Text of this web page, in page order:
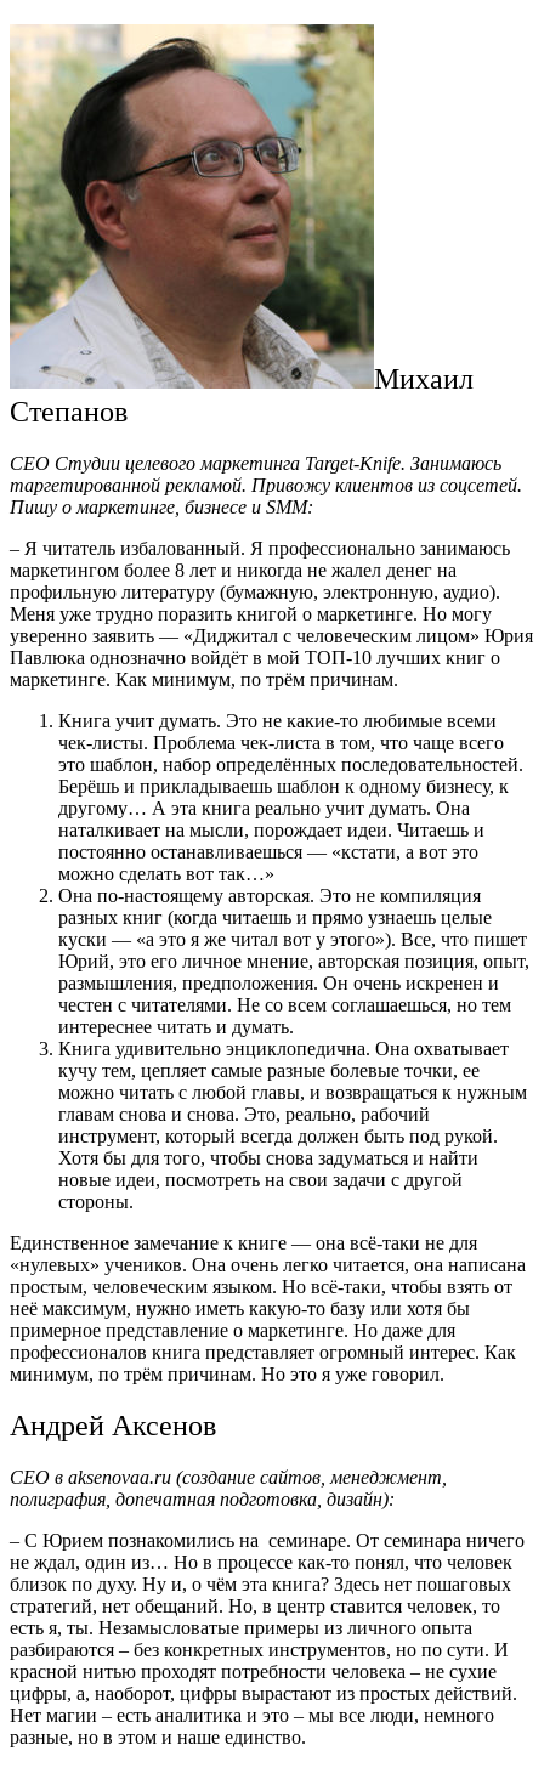
Михаил
Степанов
CEO Студии целевого маркетинга Target-Knife. Занимаюсь
таргетированной рекламой. Привожу клиентов из соцсетей.
Пишу о маркетинге, бизнесе и SMM:
– Я читатель избалованный. Я профессионально занимаюсь
маркетингом более 8 лет и никогда не жалел денег на
профильную литературу (бумажную, электронную, аудио).
Меня уже трудно поразить книгой о маркетинге. Но могу
уверенно заявить — «Диджитал с человеческим лицом» Юрия
Павлюка однозначно войдёт в мой ТОП-10 лучших книг о
маркетинге. Как минимум, по трём причинам.
Книга учит думать. Это не какие-то любимые всеми
чек-листы. Проблема чек-листа в том, что чаще всего
это шаблон, набор определённых последовательностей.
Берёшь и прикладываешь шаблон к одному бизнесу, к
другому… А эта книга реально учит думать. Она
наталкивает на мысли, порождает идеи. Читаешь и
постоянно останавливаешься — «кстати, а вот это
можно сделать вот так…»
Она по-настоящему авторская. Это не компиляция
разных книг (когда читаешь и прямо узнаешь целые
куски — «а это я же читал вот у этого»). Все, что пишет
Юрий, это его личное мнение, авторская позиция, опыт,
размышления, предположения. Он очень искренен и
честен с читателями. Не со всем соглашаешься, но тем
интереснее читать и думать.
Книга удивительно энциклопедична. Она охватывает
кучу тем, цепляет самые разные болевые точки, ее
можно читать с любой главы, и возвращаться к нужным
главам снова и снова. Это, реально, рабочий
инструмент, который всегда должен быть под рукой.
Хотя бы для того, чтобы снова задуматься и найти
новые идеи, посмотреть на свои задачи с другой
стороны.
Единственное замечание к книге — она всё-таки не для
«нулевых» учеников. Она очень легко читается, она написана
простым, человеческим языком. Но всё-таки, чтобы взять от
неё максимум, нужно иметь какую-то базу или хотя бы
примерное представление о маркетинге. Но даже для
профессионалов книга представляет огромный интерес. Как
минимум, по трём причинам. Но это я уже говорил.
Андрей Аксенов
CEO в aksenovaa.ru (создание сайтов, менеджмент,
полиграфия, допечатная подготовка, дизайн):
– С Юрием познакомились на семинаре. От семинара ничего
не ждал, один из… Но в процессе как-то понял, что человек
близок по духу. Ну и, о чём эта книга? Здесь нет пошаговых
стратегий, нет обещаний. Но, в центр ставится человек, то
есть я, ты. Незамысловатые примеры из личного опыта
разбираются – без конкретных инструментов, но по сути. И
красной нитью проходят потребности человека – не сухие
цифры, а, наоборот, цифры вырастают из простых действий.
Нет магии – есть аналитика и это – мы все люди, немного
разные, но в этом и наше единство.